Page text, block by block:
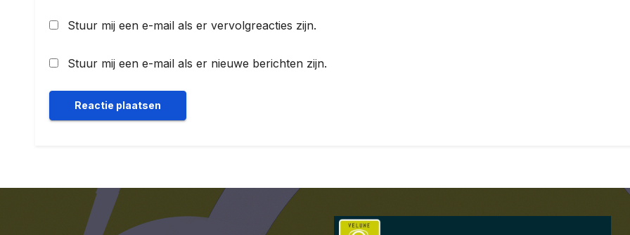
Stuur mij een e-mail als er vervolgreacties zijn.
Stuur mij een e-mail als er nieuwe berichten zijn.